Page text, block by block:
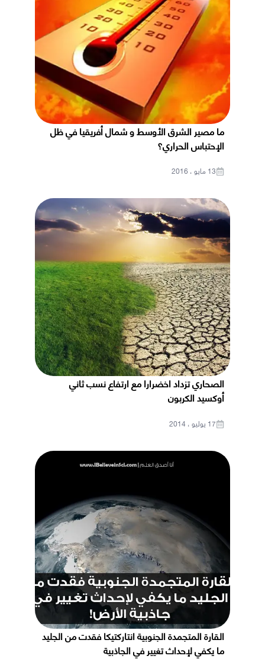
ما مصير الشرق الأوسط و شمال أفريقيا في ظل
الإحتباس الحراري؟
13 مايو ، 2016
الصحاري تزداد اخضرارا مع ارتفاع نسب ثاني
أوكسيد الكربون
17 يوليو ، 2014
القارة المتجمدة الجنوبية انتاركتيكا فقدت من الجليد
ما يكفي لإحداث تغيير في الجاذبية